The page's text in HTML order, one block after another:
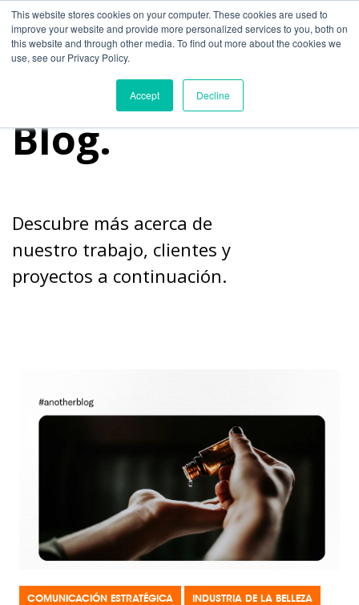
This website stores cookies on your computer. These cookies are used to
improve your website and provide more personalized services to you, both on
this website and through other media. To find out more about the cookies we
use, see our Privacy Policy.
Accept Decline
Blog.
Descubre más acerca de
nuestro trabajo, clientes y
proyectos a continuación.
COMUNICACIÓN ESTRATÉGICA INDUSTRIA DE LA BELLEZA